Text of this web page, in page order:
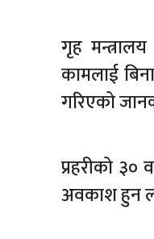
गृह
कामलाई
गरिएको
प्रहरीको
अवकाश हुन